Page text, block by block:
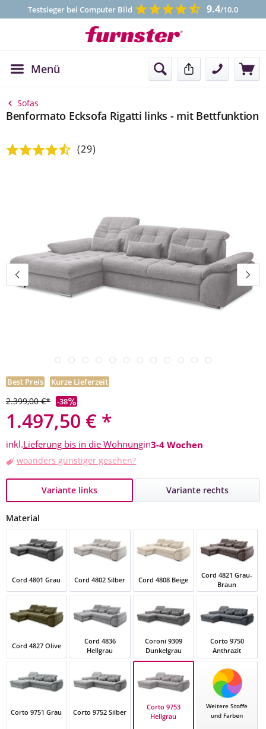
Testsieger bei Computer Bild 9.4/10.0
Menü Kontakt
Sofas
Benformato Ecksofa Rigatti links - mit Bettfunktion
Durchschnittliche Bewertung von 4.94 von 5 Sternen
(29)
1.497,50 € *
Best Preis Kurze Lieferzeit
2.399,00 €* -38
inkl.Lieferung bis in die Wohnungin3-4 Wochen
woanders günstiger gesehen?
Variante links Variante rechts
Material
Cord 4801 Grau
Cord 4801 Grau
Cord 4802 Silber
Cord 4802 Silber
Cord 4808 Beige
Cord 4808 Beige
Cord 4821 Grau-
Braun
Cord 4821
Cord 4827 Olive
Cord 4827 Olive
Cord 4836
Hellgrau
Cord 4836 Hellgrau
Coroni 9309
Dunkelgrau
Coroni 9309 Dunkelgrau
Corto 9750
Anthrazit
Corto 9750
Corto 9751 Grau Corto 9752 Silber
Corto 9753
Hellgrau
Weitere Stoffe
und Farben